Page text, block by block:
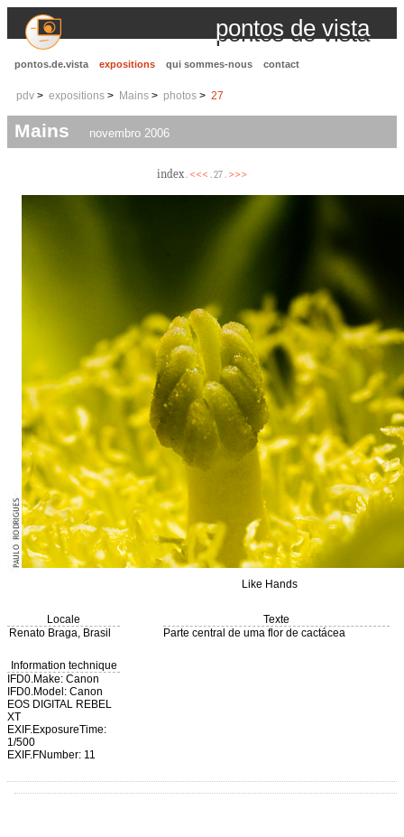
pontos de vista
pontos.de.vista expositions qui sommes-nous contact
pdv expositions Mains photos 27
Mains novembro 2006
index. <<< . 27 . >>>
Like Hands
Locale
Renato Braga, Brasil
Information technique
IFD0.Make: Canon
IFD0.Model: Canon
EOS DIGITAL REBEL
XT
EXIF.ExposureTime:
1/500
EXIF.FNumber: 11
Texte
Parte central de uma flor de cactácea